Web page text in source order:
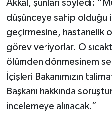
Akkal, şunları söyledi:
düşünceye sahip olduğu
geçirmesine, hastanelik
görev veriyorlar. O
ölümden dönmesinem
İçişleri Bakanımızın
Başkanı hakkında
incelemeye alınacak.”